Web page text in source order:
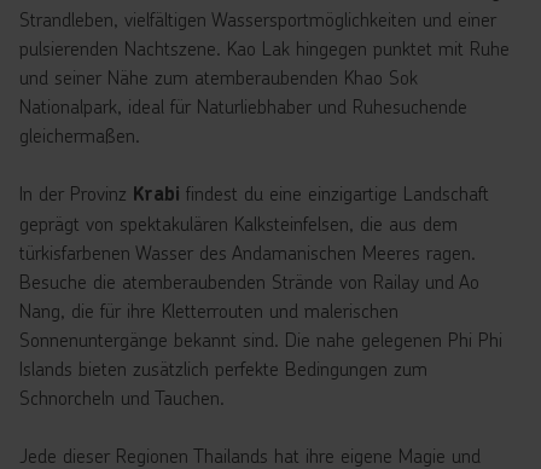
Strandleben, vielfältigen Wassersportmöglichkeiten und einer
pulsierenden Nachtszene. Kao Lak hingegen punktet mit Ruhe
und seiner Nähe zum atemberaubenden Khao Sok
Nationalpark, ideal für Naturliebhaber und Ruhesuchende
gleichermaßen.
In der Provinz Krabi findest du eine einzigartige Landschaft
geprägt von spektakulären Kalksteinfelsen, die aus dem
türkisfarbenen Wasser des Andamanischen Meeres ragen.
Besuche die atemberaubenden Strände von Railay und Ao
Nang, die für ihre Kletterrouten und malerischen
Sonnenuntergänge bekannt sind. Die nahe gelegenen Phi Phi
Islands bieten zusätzlich perfekte Bedingungen zum
Schnorcheln und Tauchen.
Jede dieser Regionen Thailands hat ihre eigene Magie und